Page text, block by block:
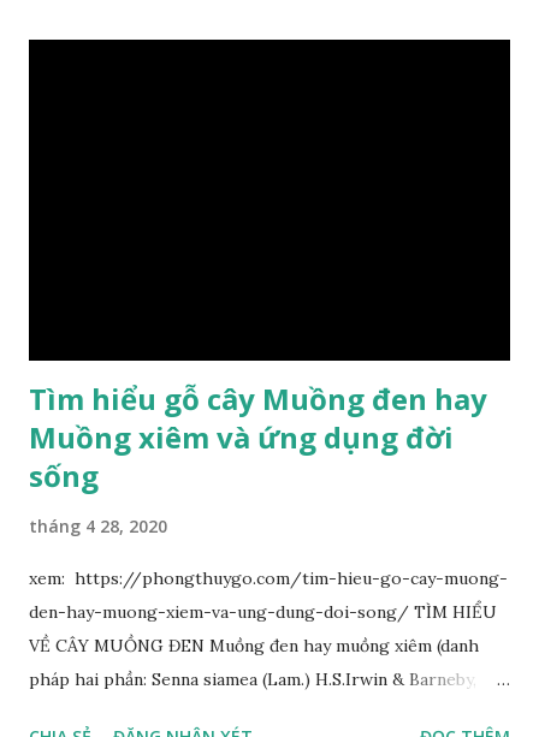
Tìm hiểu gỗ cây Muồng đen hay
Muồng xiêm và ứng dụng đời
sống
tháng 4 28, 2020
xem: https://phongthuygo.com/tim-hieu-go-cay-muong-
den-hay-muong-xiem-va-ung-dung-doi-song/ TÌM HIỂU
VỀ CÂY MUỒNG ĐEN Muồng đen hay muồng xiêm (danh
pháp hai phần: Senna siamea (Lam.) H.S.Irwin & Barneby,